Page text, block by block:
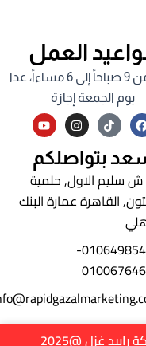
العمل
يومياً من 9 صباحاً إلى 6 مساءاً، عدا
يوم الجمعة إجازة
I
n
s
t
a
g
r
a
Y
o
u
t
u
b
e
بتواصلكم
ش سليم الاول, حلمية
القاهرة عمارة البنك
01064985451-
غزل @2025